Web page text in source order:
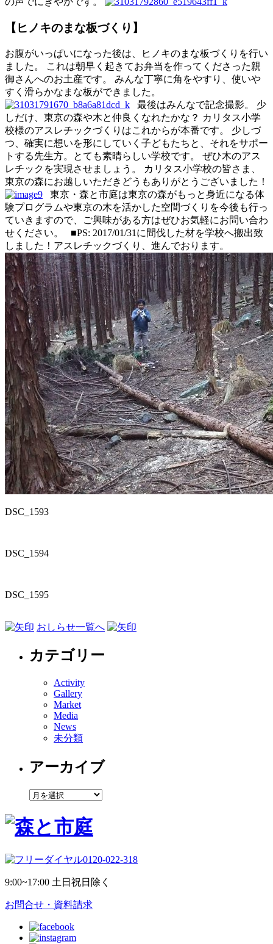
【ヒノキのまな板づくり】
お腹がいっぱいになった後は、ヒノキのまな板づくりを行い
ました。 これは朝早く起きてお弁当を作ってくださった親
御さんへのお土産です。 みんな丁寧に角をやすり、使いや
すく滑らかなまな板ができました。
最後はみんなで記念撮影。 少
しだけ、東京の森や木と仲良くなれたかな？ カリタス小学
校様のアスレチックづくりはこれからが本番です。 少しづ
つ、確実に想いを形にしていく子どもたちと、それをサポー
トする先生方。とても素晴らしい学校です。 ぜひ木のアス
レチックを実現させましょう。 カリタス小学校の皆さま、
東京の森にお越しいただきどうもありがとうございました！
東京・森と市庭は東京の森がもっと身近になる体
験プログラムや東京の木を活かした空間づくりを今後も行っ
ていきますので、ご興味がある方はぜひお気軽にお問い合わ
せください。 ■PS: 2017/01/31に間伐した材を学校へ搬出致
しました！アスレチックづくり、進んでおります。
DSC_1593
DSC_1594
DSC_1595
おしらせ一覧へ
カテゴリー
Activity
Gallery
Market
Media
News
未分類
アーカイブ
ア
カ
イ
0120-022-318
9:00~17:00 土日祝日除く
お問合せ・資料請求